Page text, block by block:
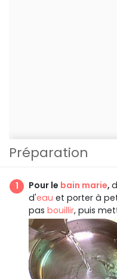
Préparation
Pour le bain marie,
d'eau et porter à
pas bouillir, puis